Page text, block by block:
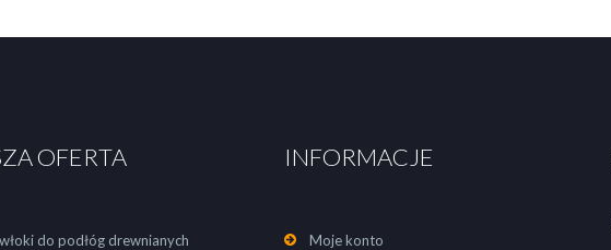
OFERTA
do podłóg drewnianych
INFORMACJE
Moje konto